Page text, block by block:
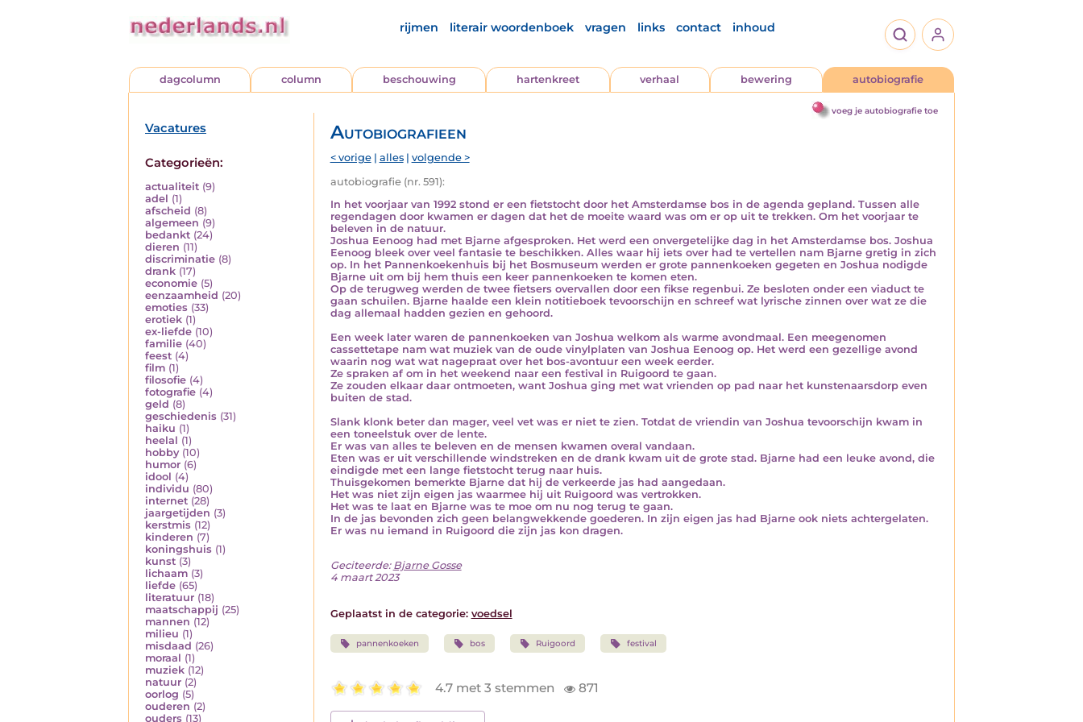
rijmen literair woordenboek vragen links contact inhoud
dagcolumn column beschouwing hartenkreet verhaal bewering autobiografie
voeg je autobiografie toe
Vacatures
Categorieën:
actualiteit (9)
adel (1)
afscheid (8)
algemeen (9)
bedankt (24)
dieren (11)
discriminatie (8)
drank (17)
economie (5)
eenzaamheid (20)
emoties (33)
erotiek (1)
ex-liefde (10)
familie (40)
feest (4)
film (1)
filosofie (4)
fotografie (4)
geld (8)
geschiedenis (31)
haiku (1)
heelal (1)
hobby (10)
humor (6)
idool (4)
individu (80)
internet (28)
jaargetijden (3)
kerstmis (12)
kinderen (7)
koningshuis (1)
kunst (3)
lichaam (3)
liefde (65)
literatuur (18)
maatschappij (25)
mannen (12)
milieu (1)
misdaad (26)
moraal (1)
muziek (12)
natuur (2)
oorlog (5)
ouderen (2)
ouders (13)
Autobiografieen
< vorige| alles| volgende >
autobiografie (nr. 591):
In het voorjaar van 1992 stond er een fietstocht door het Amsterdamse bos in de agenda gepland. Tussen alle
regendagen door kwamen er dagen dat het de moeite waard was om er op uit te trekken. Om het voorjaar te
beleven in de natuur.
Joshua Eenoog had met Bjarne afgesproken. Het werd een onvergetelijke dag in het Amsterdamse bos. Joshua
Eenoog bleek over veel fantasie te beschikken. Alles waar hij iets over had te vertellen nam Bjarne gretig in zich
op. In het Pannenkoekenhuis bij het Bosmuseum werden er grote pannenkoeken gegeten en Joshua nodigde
Bjarne uit om bij hem thuis een keer pannenkoeken te komen eten.
Op de terugweg werden de twee fietsers overvallen door een fikse regenbui. Ze besloten onder een viaduct te
gaan schuilen. Bjarne haalde een klein notitieboek tevoorschijn en schreef wat lyrische zinnen over wat ze die
dag allemaal hadden gezien en gehoord.
Een week later waren de pannenkoeken van Joshua welkom als warme avondmaal. Een meegenomen
cassettetape nam wat muziek van de oude vinylplaten van Joshua Eenoog op. Het werd een gezellige avond
waarin nog wat wat nagepraat over het bos-avontuur een week eerder.
Ze spraken af om in het weekend naar een festival in Ruigoord te gaan.
Ze zouden elkaar daar ontmoeten, want Joshua ging met wat vrienden op pad naar het kunstenaarsdorp even
buiten de stad.
Slank klonk beter dan mager, veel vet was er niet te zien. Totdat de vriendin van Joshua tevoorschijn kwam in
een toneelstuk over de lente.
Er was van alles te beleven en de mensen kwamen overal vandaan.
Eten was er uit verschillende windstreken en de drank kwam uit de grote stad. Bjarne had een leuke avond, die
eindigde met een lange fietstocht terug naar huis.
Thuisgekomen bemerkte Bjarne dat hij de verkeerde jas had aangedaan.
Het was niet zijn eigen jas waarmee hij uit Ruigoord was vertrokken.
Het was te laat en Bjarne was te moe om nu nog terug te gaan.
In de jas bevonden zich geen belangwekkende goederen. In zijn eigen jas had Bjarne ook niets achtergelaten.
Er was nu iemand in Ruigoord die zijn jas kon dragen.
Geciteerde: Bjarne Gosse
4 maart 2023
Geplaatst in de categorie: voedsel
pannenkoeken bos Ruigoord festival
4.7 met 3 stemmen 871